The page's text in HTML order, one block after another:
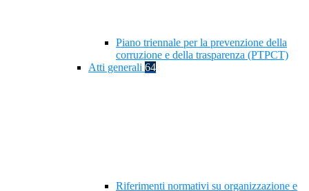
Piano triennale per la prevenzione della
corruzione e della trasparenza (PTPCT)
Atti generali 64
Riferimenti normativi su organizzazione e